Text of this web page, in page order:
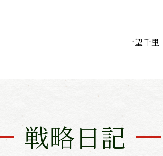
一望千里
戦略日記